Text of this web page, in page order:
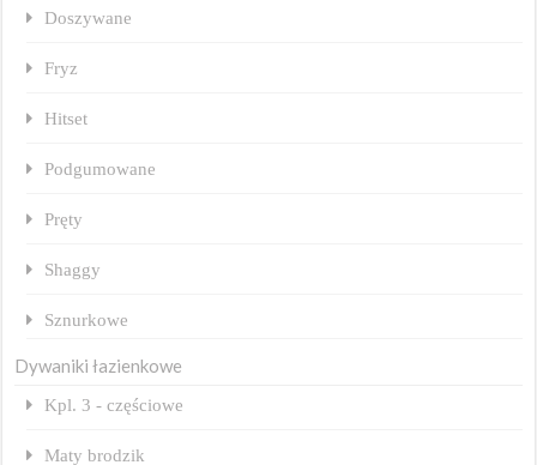
Doszywane
Fryz
Hitset
Podgumowane
Pręty
Shaggy
Sznurkowe
Dywaniki łazienkowe
Kpl. 3 - częściowe
Maty brodzik